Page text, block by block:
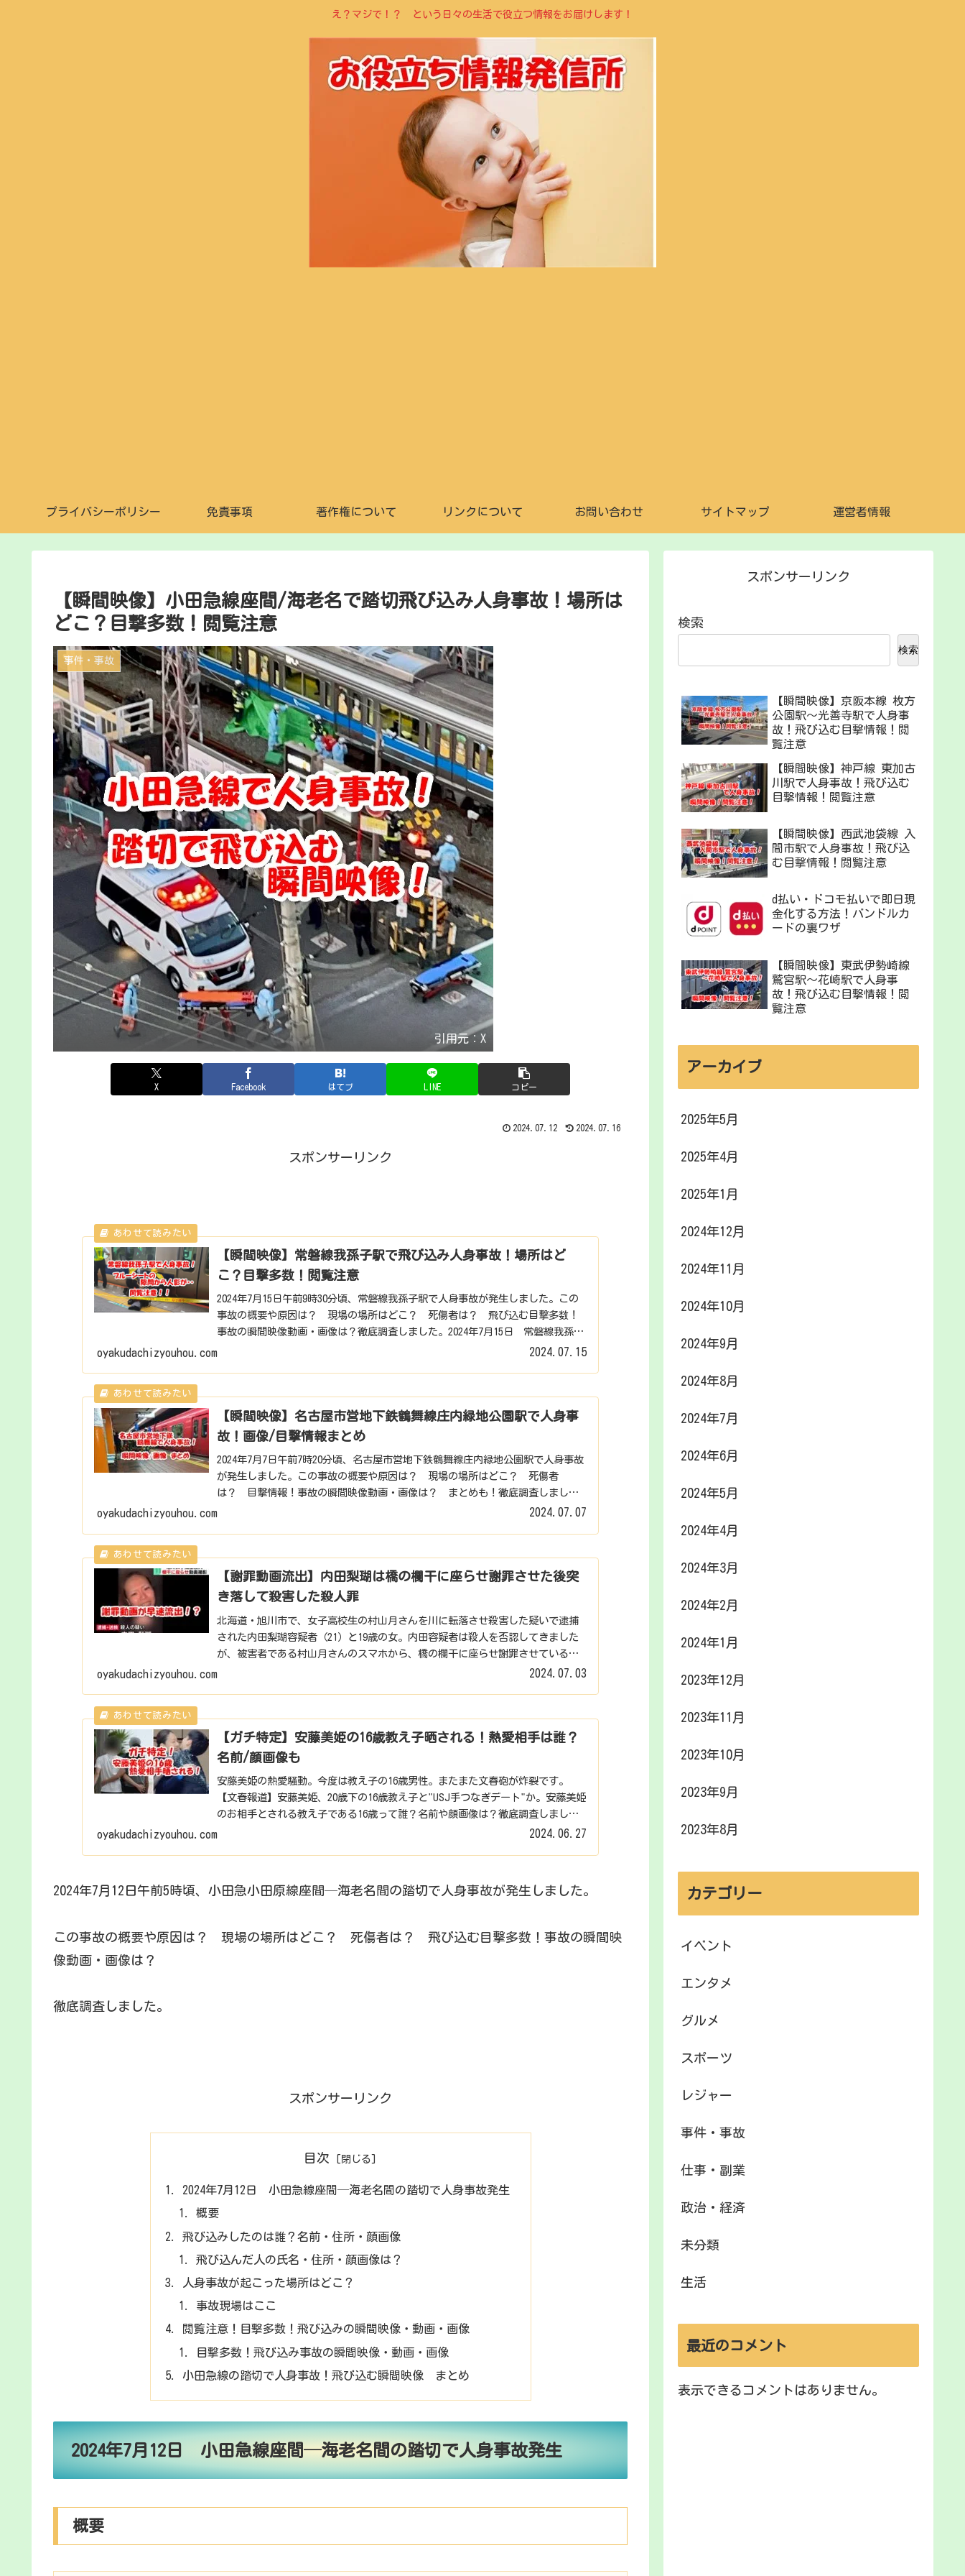
え？マジで！？ という日々の生活で役立つ情報をお届けします！
プライバシーポリシー 免責事項 著作権について リンクについて お問い合わせ サイトマップ 運営者情報
【瞬間映像】小田急線座間/海老名で踏切飛び込み人身事故！場所は
どこ？目撃多数！閲覧注意
事件・事故
引用元：X
X Facebook はてブ LINE コピー
2024.07.12 2024.07.16
スポンサーリンク
【瞬間映像】常磐線我孫子駅で飛び込み人身事故！場所はど
こ？目撃多数！閲覧注意
2024年7月15日午前9時30分頃、常磐線我孫子駅で人身事故が発生しました。この
事故の概要や原因は？ 現場の場所はどこ？ 死傷者は？ 飛び込む目撃多数！
事故の瞬間映像動画・画像は？徹底調査しました。2024年7月15日 常磐線我孫子
駅で人...
oyakudachizyouhou.com 2024.07.15
【瞬間映像】名古屋市営地下鉄鶴舞線庄内緑地公園駅で人身事
故！画像/目撃情報まとめ
2024年7月7日午前7時20分頃、名古屋市営地下鉄鶴舞線庄内緑地公園駅で人身事故
が発生しました。この事故の概要や原因は？ 現場の場所はどこ？ 死傷者
は？ 目撃情報！事故の瞬間映像動画・画像は？ まとめも！徹底調査しまし
た。2024年7月7...
oyakudachizyouhou.com 2024.07.07
【謝罪動画流出】内田梨瑚は橋の欄干に座らせ謝罪させた後突
き落して殺害した殺人罪
北海道・旭川市で、女子高校生の村山月さんを川に転落させ殺害した疑いで逮捕
された内田梨瑚容疑者（21）と19歳の女。内田容疑者は殺人を否認してきました
が、被害者である村山月さんのスマホから、橋の欄干に座らせ謝罪させている動
画が残っていたことが...
oyakudachizyouhou.com 2024.07.03
【ガチ特定】安藤美姫の16歳教え子晒される！熱愛相手は誰？
名前/顔画像も
安藤美姫の熱愛騒動。今度は教え子の16歳男性。またまた文春砲が炸裂です。
【文春報道】安藤美姫、20歳下の16歳教え子と"USJ手つなぎデート"か。安藤美姫
のお相手とされる教え子である16歳って誰？名前や顔画像は？徹底調査しまし
た。安藤美姫 ...
oyakudachizyouhou.com 2024.06.27
2024年7月12日午前5時頃、小田急小田原線座間─海老名間の踏切で人身事故が発生しました。
この事故の概要や原因は？ 現場の場所はどこ？ 死傷者は？ 飛び込む目撃多数！事故の瞬間映
像動画・画像は？
徹底調査しました。
スポンサーリンク
目次
2024年7月12日 小田急線座間─海老名間の踏切で人身事故発生
概要
飛び込みしたのは誰？名前・住所・顔画像
飛び込んだ人の氏名・住所・顔画像は？
人身事故が起こった場所はどこ？
事故現場はここ
閲覧注意！目撃多数！飛び込みの瞬間映像・動画・画像
目撃多数！飛び込み事故の瞬間映像・動画・画像
小田急線の踏切で人身事故！飛び込む瞬間映像 まとめ
2024年7月12日 小田急線座間─海老名間の踏切で人身事故発生
概要
スポンサーリンク
検索
検索
【瞬間映像】京阪本線 枚方
公園駅〜光善寺駅で人身事
故！飛び込む目撃情報！閲
覧注意
【瞬間映像】神戸線 東加古
川駅で人身事故！飛び込む
目撃情報！閲覧注意
【瞬間映像】西武池袋線 入
間市駅で人身事故！飛び込
む目撃情報！閲覧注意
d払い・ドコモ払いで即日現
金化する方法！バンドルカ
ードの裏ワザ
【瞬間映像】東武伊勢崎線
鷲宮駅〜花崎駅で人身事
故！飛び込む目撃情報！閲
覧注意
アーカイブ
2025年5月
2025年4月
2025年1月
2024年12月
2024年11月
2024年10月
2024年9月
2024年8月
2024年7月
2024年6月
2024年5月
2024年4月
2024年3月
2024年2月
2024年1月
2023年12月
2023年11月
2023年10月
2023年9月
2023年8月
カテゴリー
イベント
エンタメ
グルメ
スポーツ
レジャー
事件・事故
仕事・副業
政治・経済
未分類
生活
最近のコメント
表示できるコメントはありません。